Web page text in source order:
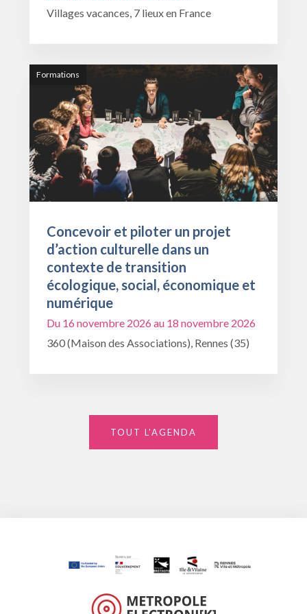
Villages vacances, 7 lieux en France
Formations
Concevoir et piloter un projet
d’action culturelle dans un
contexte de transition
écologique, social, économique et
numérique
Du 16 novembre 2026 au 18 novembre 2026
360 (Maison des Associations), Rennes (35)
TOUT L'AGENDA